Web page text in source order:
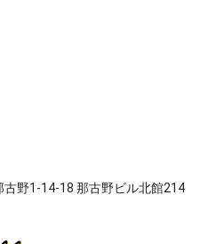
野1-14-18 那古野ビル北館214